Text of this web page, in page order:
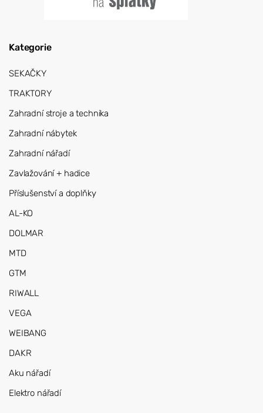
Kategorie
SEKAČKY
TRAKTORY
Zahradní stroje a technika
Zahradní nábytek
Zahradní nářadí
Zavlažování + hadice
Příslušenství a doplňky
AL-KO
DOLMAR
MTD
GTM
RIWALL
VEGA
WEIBANG
DAKR
Aku nářadí
Elektro nářadí